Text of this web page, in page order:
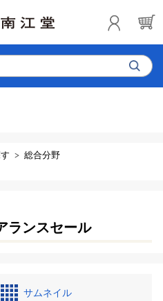
総合分野
ランスセール
サムネイル